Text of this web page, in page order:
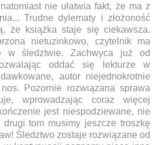
nie ułatwia fakt, że ma z
Trudne dylematy i złożoność
że książka staje się ciekawsza.
nietuzinkowo, czytelnik ma
w śledztwie. Zachwyca już od
oddać się lekturze w
autor niejednokrotnie
Pozornie rozwiązana sprawa
wprowadzając coraz więcej
jest niespodziewane, nie
tom musimy jeszcze troszkę
Śledztwo zostaje rozwiązane od